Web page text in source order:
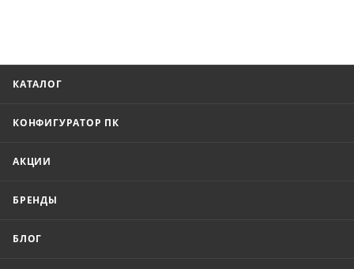
КАТАЛОГ
КОНФИГУРАТОР ПК
АКЦИИ
БРЕНДЫ
БЛОГ